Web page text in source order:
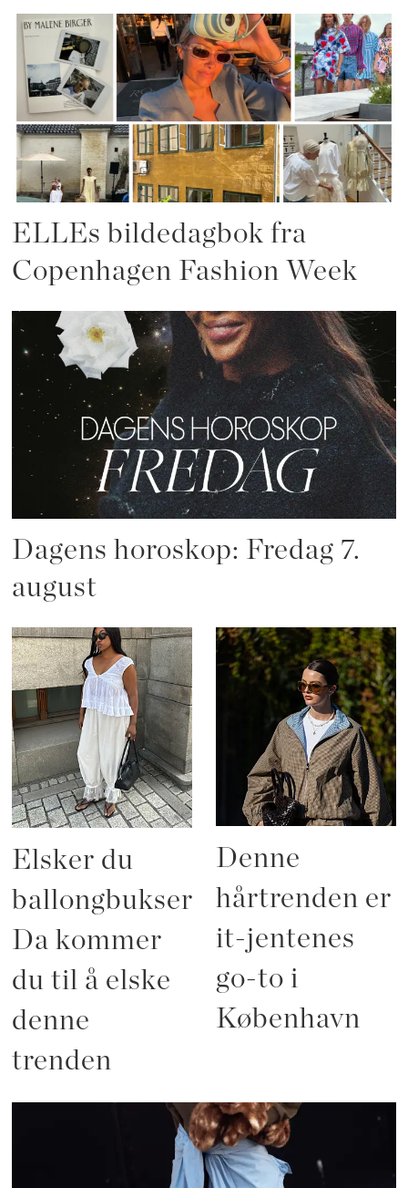
ELLEs bildedagbok fra
Copenhagen Fashion Week
Dagens horoskop: Fredag 7.
august
Elsker du
ballongbukser?
Da kommer
du til å elske
denne
trenden
Denne
hårtrenden er
it-jentenes
go-to i
København